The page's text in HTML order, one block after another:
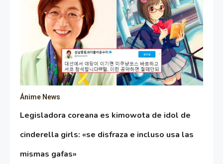
Ánime News
Legisladora coreana es kimowota de idol de
cinderella girls: «se disfraza e incluso usa las
mismas gafas»